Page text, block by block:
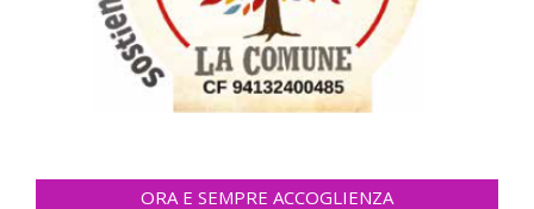
ORA E SEMPRE ACCOGLIENZA